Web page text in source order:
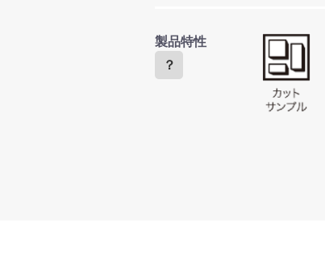
製品特性
？